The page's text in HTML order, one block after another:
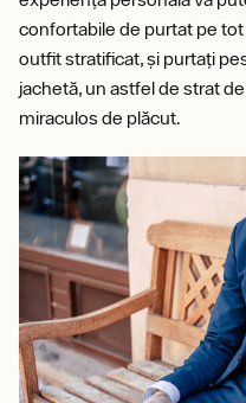
confortabile de purtat pe
outfit stratificat, și purtați
jachetă, un astfel de strat
miraculos de plăcut.